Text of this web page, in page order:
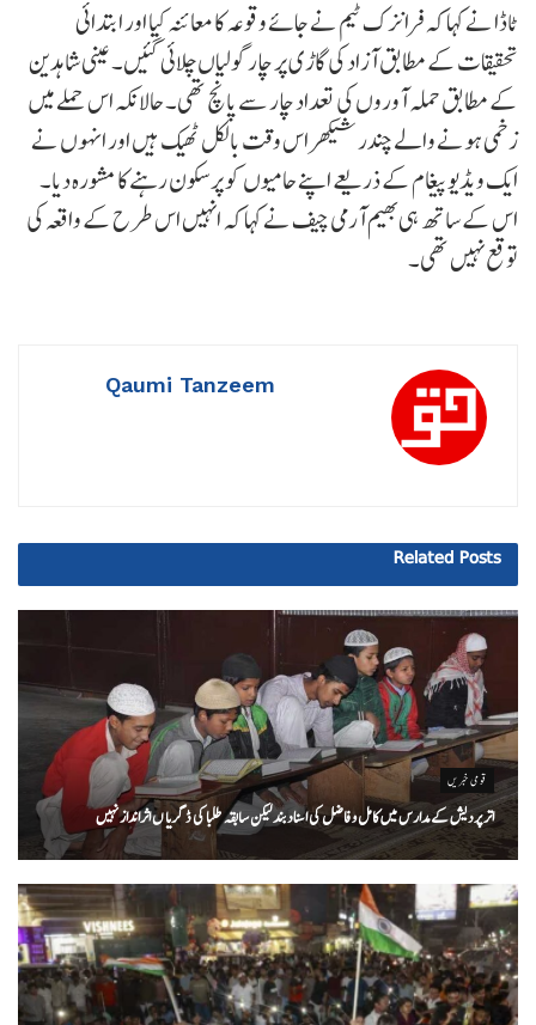
ٹاڈا نے کہا کہ فرانزک ٹیم نے جائے وقوعہ کا معائنہ کیا اور ابتدائی
تحقیقات کے مطابق آزاد کی گاڑی پر چار گولیاں چلائی گئیں۔ عینی شاہدین
کے مطابق حملہ آوروں کی تعداد چار سے پانچ تھی۔ حالانکہ اس حملے میں
زخمی ہونے والے چندر شیکھر اس وقت بالکل ٹھیک ہیں اور انہوں نے
ایک ویڈیو پیغام کے ذریعے اپنے حامیوں کو پرسکون رہنے کا مشورہ دیا۔
اس کے ساتھ ہی بھیم آرمی چیف نے کہا کہ انہیں اس طرح کے واقعہ کی
توقع نہیں تھی۔
Qaumi Tanzeem
Related Posts
قومی خبریں
اتر پردیش کےمدارس میں کامل و فاضل کی اسناد بند لیکن سابقہ طلبا کی ڈگریا ں اثرانداز نہیں